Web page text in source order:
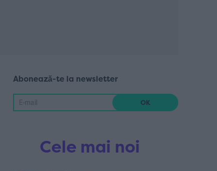
Abonează-te la newsletter
Cele mai noi